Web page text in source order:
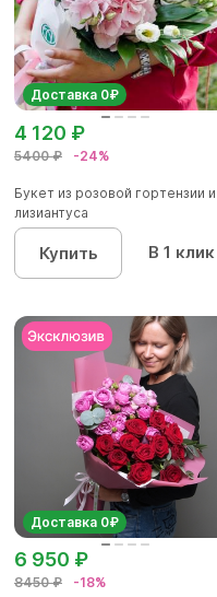
Доставка 0₽
5400 ₽ -24%
4 120 ₽
Букет из розовой гортензии и
лизиантуса
Купить В 1 клик
Доставка 0₽
8450 ₽ -18%
6 950 ₽